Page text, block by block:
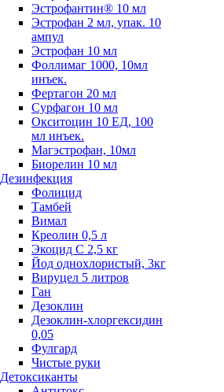
Эстрофантин® 10 мл
Эстрофан 2 мл, упак. 10
ампул
Эстрофан 10 мл
Фоллимаг 1000, 10мл
инъек.
Фертагон 20 мл
Сурфагон 10 мл
Окситоцин 10 ЕД, 100
мл инъек.
Магэстрофан, 10мл
Биорелин 10 мл
Дезинфекция
Фолицид
Тамбей
Вимал
Креолин 0,5 л
Экоцид С 2,5 кг
Йод однохлористый, 3кг
Вируцел 5 литров
Ган
Дезоклин
Дезоклин-хлоргексидин
0,05
Фулгард
Чистые руки
Детоксиканты